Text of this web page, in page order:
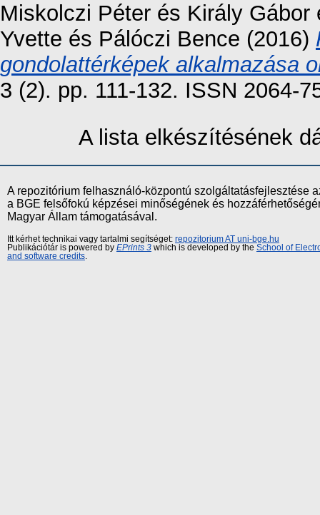
Miskolczi Péter és Király Gábor
Yvette és Pálóczi Bence (2016)
gondolattérképek alkalmazása
3 (2). pp. 111-132. ISSN 2064-
A lista elkészítésének
A repozitórium felhasználó-központú szolgáltatásfejlesztése
a BGE felsőfokú képzései minőségének és
Magyar Állam támogatásával.
Itt kérhet technikai vagy tartalmi segítséget: repozitorium AT uni-bge.hu
Publikációtár is powered by EPrints 3 which is developed by the School of
and software credits